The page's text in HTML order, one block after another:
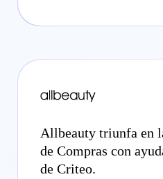
Allbeauty triunfa en
de Compras con
de Criteo.